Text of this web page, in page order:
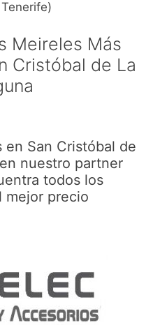
Meireles Más
Cristóbal de La
en San Cristóbal de
nuestro partner
todos los
mejor precio